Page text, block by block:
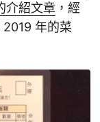
介紹文章 ，經
年的菜